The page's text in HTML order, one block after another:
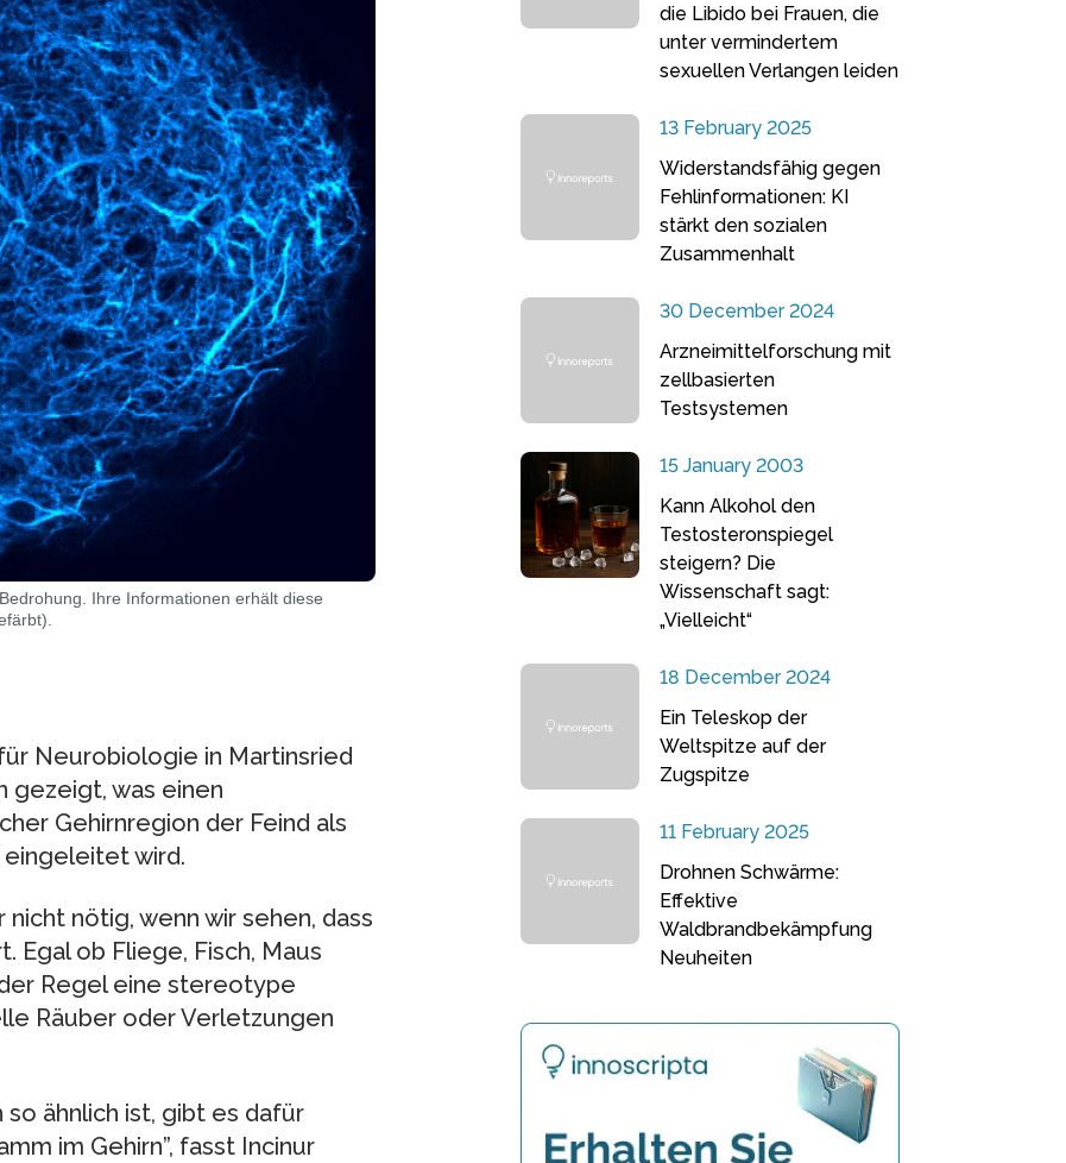
Ihre Informationen erhält diese
Neurobiologie in Martinsried
gezeigt, was einen
Gehirnregion der Feind als
wird.
nötig, wenn wir sehen, dass
Egal ob Fliege, Fisch, Maus
Regel eine stereotype
Räuber oder Verletzungen
so ähnlich ist, gibt es dafür
im Gehirn”, fasst Incinur
die Libido bei Frauen, die
unter vermindertem
sexuellen Verlangen leiden
13 February 2025
Widerstandsfähig gegen
Fehlinformationen: KI
stärkt den sozialen
Zusammenhalt
30 December 2024
Arzneimittelforschung mit
zellbasierten
Testsystemen
15 January 2003
Kann Alkohol den
Testosteronspiegel
steigern? Die
Wissenschaft sagt:
„Vielleicht“
18 December 2024
Ein Teleskop der
Weltspitze auf der
Zugspitze
11 February 2025
Drohnen Schwärme:
Effektive
Waldbrandbekämpfung
Neuheiten